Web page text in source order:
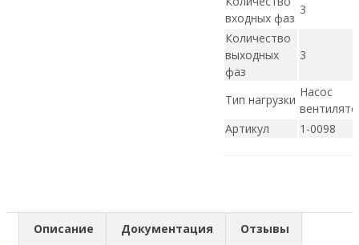
входных фаз
3
Количество
выходных
фаз
3
Тип нагрузки
Насос
Артикул
1-0098
Описание Документация
Отзывы